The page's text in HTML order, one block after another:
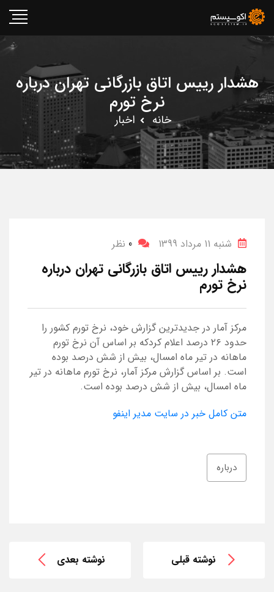
هشدار رییس اتاق بازرگانی تهران درباره
نرخ تورم
خانه اخبار
شنبه 11 مرداد 1399 0 نظر
هشدار رییس اتاق بازرگانی تهران درباره
نرخ تورم
مرکز آمار در جدیدترین گزارش خود، نرخ تورم کشور را
حدود ۲۶ درصد اعلام کردکه بر اساس آن نرخ تورم
ماهانه در تیر ماه امسال، بیش از شش درصد بوده
است. بر اساس گزارش مرکز آمار، نرخ تورم ماهانه در تیر
ماه امسال، بیش از شش درصد بوده است.
متن کامل خبر در سایت مدیر اینفو
درباره
نوشته قبلی نوشته بعدی